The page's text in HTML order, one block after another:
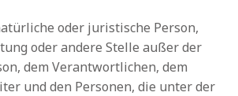
oder juristische Person,
oder andere Stelle außer der
dem Verantwortlichen, dem
und den Personen, die unter der